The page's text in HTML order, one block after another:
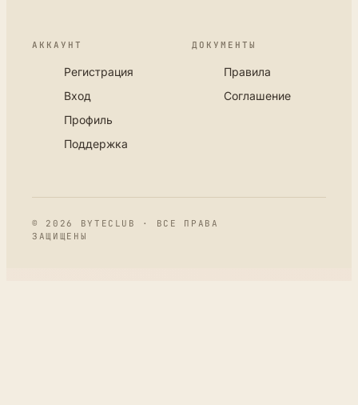
АККАУНТ
Регистрация
Вход
Профиль
Поддержка
ДОКУМЕНТЫ
Правила
Соглашение
© 2026 BYTECLUB · ВСЕ ПРАВА
ЗАЩИЩЕНЫ